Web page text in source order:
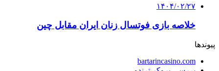
۱۴۰۴/۰۲/۲۷
خلاصه بازی فوتسال زنان ایران مقابل چین
پیوندها
bartarincasino.com